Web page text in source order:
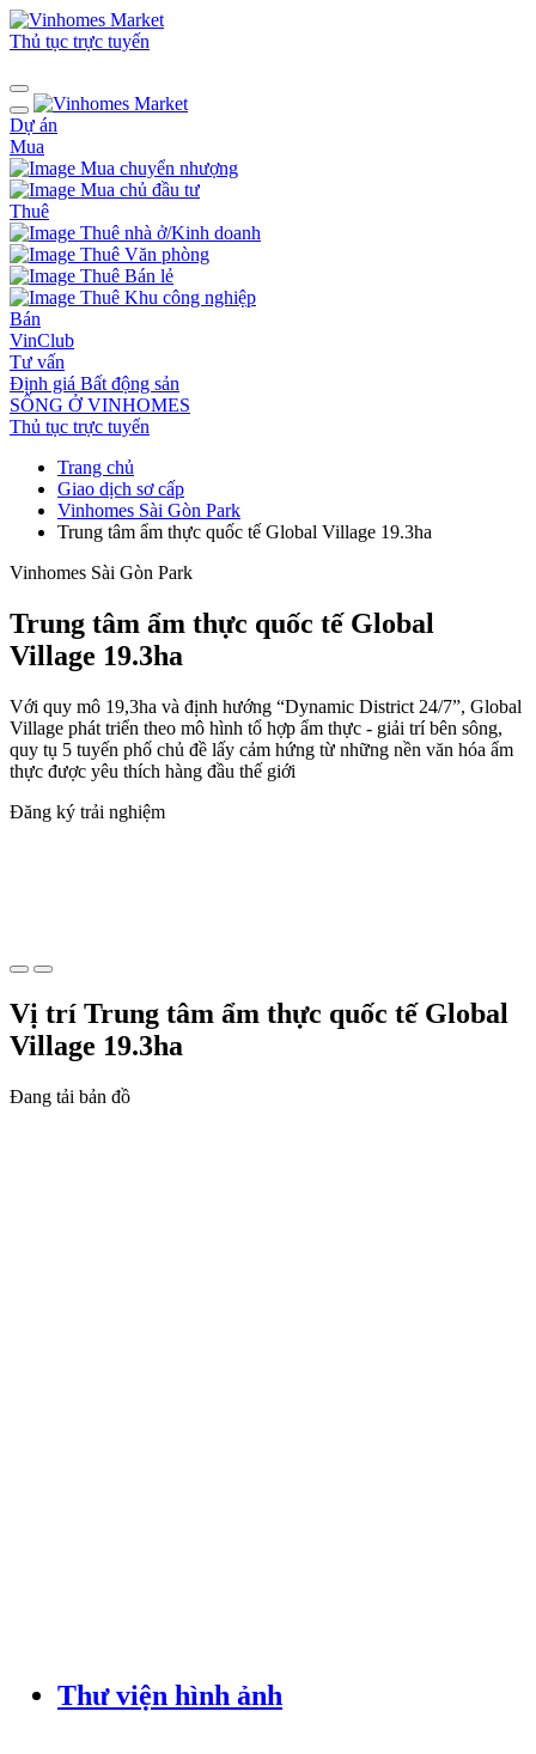
Thủ tục trực tuyến
Dự án
Mua
Mua chuyển nhượng
Mua chủ đầu tư
Thuê
Thuê nhà ở/Kinh doanh
Thuê Văn phòng
Thuê Bán lẻ
Thuê Khu công nghiệp
Bán
VinClub
Tư vấn
Định giá Bất động sản
SỐNG Ở VINHOMES
Thủ tục trực tuyến
Trang chủ
Giao dịch sơ cấp
Vinhomes Sài Gòn Park
Trung tâm ẩm thực quốc tế Global Village 19.3ha
Vinhomes Sài Gòn Park
Trung tâm ẩm thực quốc tế Global
Village 19.3ha
Với quy mô 19,3ha và định hướng “Dynamic District 24/7”, Global
Village phát triển theo mô hình tổ hợp ẩm thực - giải trí bên sông,
quy tụ 5 tuyến phố chủ đề lấy cảm hứng từ những nền văn hóa ẩm
thực được yêu thích hàng đầu thế giới
Đăng ký trải nghiệm
Vị trí Trung tâm ẩm thực quốc tế Global
Village 19.3ha
Đang tải bản đồ
Thư viện hình ảnh